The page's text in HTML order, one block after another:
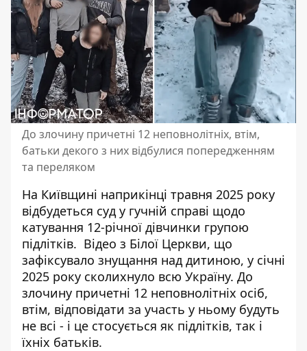
До злочину причетні 12 неповнолітніх, втім,
батьки декого з них відбулися попередженням
та переляком
На Київщині наприкінці травня 2025 року
відбудеться суд у гучній справі щодо
катування 12-річної дівчинки групою
підлітків. Відео з Білої Церкви, що
зафіксувало знущання над дитиною, у січні
2025 року сколихнуло всю Україну. До
злочину причетні 12 неповнолітніх осіб,
втім, відповідати за участь у ньому будуть
не всі - і це стосується як підлітків, так і
їхніх батьків.